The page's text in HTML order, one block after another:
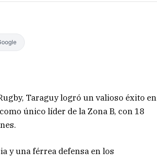
Taraguy logró un valioso éxito en
único líder de la Zona B, con 18
y una férrea defensa en los